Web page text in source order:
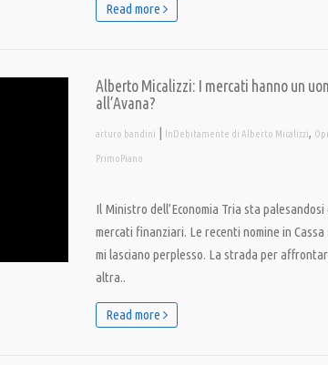
Read more
Alberto Micalizzi: I mercati hanno un
all’Avana?
arturo bandini | InDebitamente di Alberto Micalizzi,
PrimoPiano
Il Ministro dell’Economia Tria sta
mercati finanziari. Le recenti nomine in
mi lasciano perplesso. La strada per
altra..
Read more